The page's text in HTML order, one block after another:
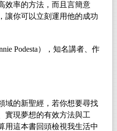
效率的方法，而且言簡意
讓你可以立刻運用他的成功
Podesta），知名講者、作
域的新聖經，若你想要尋找
實現夢想的有效方法與工
用這本書回頭檢視我生活中